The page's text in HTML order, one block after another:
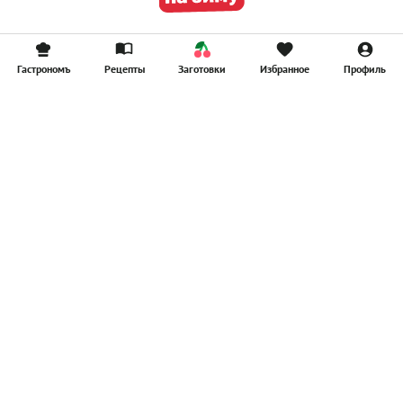
Гастрономъ Рецепты Заготовки Избранное Профиль